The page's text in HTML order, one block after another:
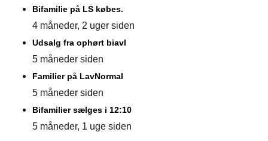
Bifamilie på LS købes.
4 måneder, 2 uger siden
Udsalg fra ophørt biavl
5 måneder siden
Familier på LavNormal
5 måneder siden
Bifamilier sælges i 12:10
5 måneder, 1 uge siden